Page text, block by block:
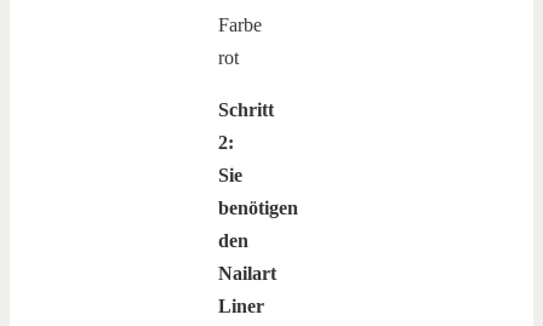
Schritt
2:
Sie
benötigen
den
Nailart
Liner